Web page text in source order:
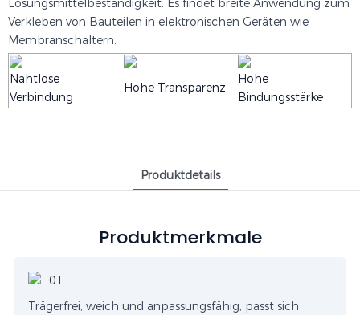
Lösungsmittelbeständigkeit. Es findet breite Anwendung zum
Verkleben von Bauteilen in elektronischen Geräten wie
Membranschaltern.
Nahtlose
Verbindung
Hohe Transparenz
Hohe
Bindungsstärke
Produktdetails
Produktmerkmale
Trägerfrei, weich und anpassungsfähig, passt sich